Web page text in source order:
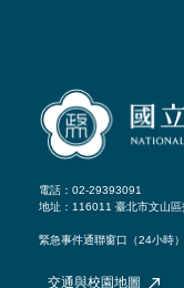
電話：02-29393091
地址：116011 臺北市文山
緊急事件通聯窗口（24小時
交通與校園地圖